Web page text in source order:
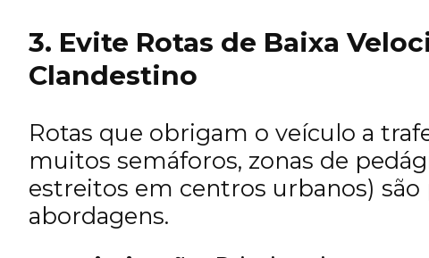
3. Evite Rotas de Baixa
Clandestino
Rotas que obrigam o veículo a
muitos semáforos, zonas de
estreitos em centros urbanos) são
abordagens.